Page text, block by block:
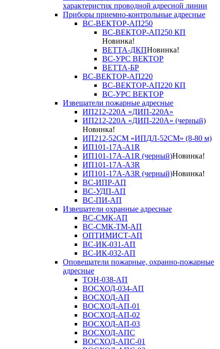
характеристик проводной адресной линии
Приборы приемно-контрольные адресные
ВС-ВЕКТОР-АП250
ВС-ВЕКТОР-АП250 КП
Новинка!
ВЕТТА-ДКПНовинка!
ВС-УРС ВЕКТОР
ВЕТТА-БР
ВС-ВЕКТОР-АП220
ВС-ВЕКТОР-АП220 КП
ВС-УРС ВЕКТОР
Извещатели пожарные адресные
ИП212-220А «ДИП-220А»
ИП212-220А «ДИП-220А» (черный)
Новинка!
ИП212-52СМ «ИПДЛ-52СМ» (8-80 м)
ИП101-17А-A1R
ИП101-17А-A1R (черный)Новинка!
ИП101-17А-A3R
ИП101-17А-A3R (черный)Новинка!
ВС-ИПР-АП
ВС-УДП-АП
ВС-ПИ-АП
Извещатели охранные адресные
ВС-СМК-АП
ВС-СМК-ТМ-АП
ОПТИМИСТ-АП
ВС-ИК-031-АП
ВС-ИК-032-АП
Оповещатели пожарные, охранно-пожарные
адресные
ТОН-038-АП
ВОСХОД-034-АП
ВОСХОД-АП
ВОСХОД-АП-01
ВОСХОД-АП-02
ВОСХОД-АП-03
ВОСХОД-АПС
ВОСХОД-АПС-01